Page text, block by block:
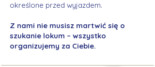
określone przed wyjazdem.
Z nami nie musisz martwić się o
szukanie lokum – wszystko
organizujemy za Ciebie.